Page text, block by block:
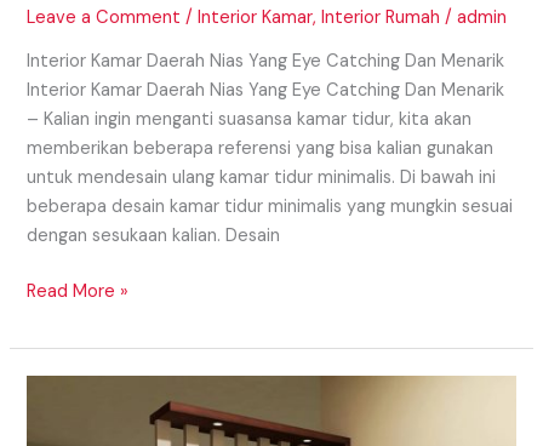
Leave a Comment /Interior Kamar,Interior Rumah /admin
Interior Kamar Daerah Nias Yang Eye Catching Dan Menarik
Interior Kamar Daerah Nias Yang Eye Catching Dan Menarik
– Kalian ingin menganti suasansa kamar tidur, kita akan
memberikan beberapa referensi yang bisa kalian gunakan
untuk mendesain ulang kamar tidur minimalis. Di bawah ini
beberapa desain kamar tidur minimalis yang mungkin sesuai
dengan sesukaan kalian. Desain
Read More »